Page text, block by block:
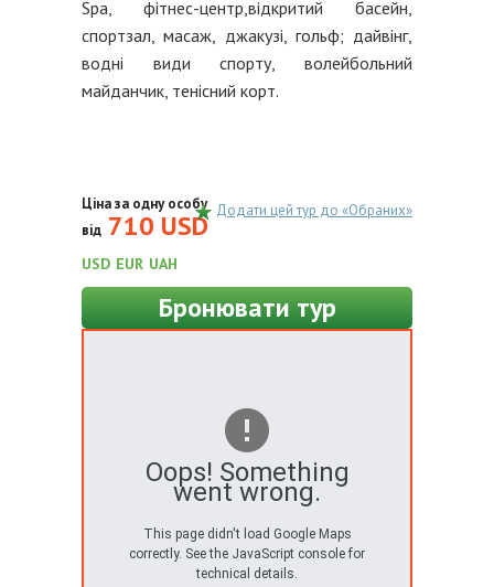
Spa, фітнес-центр,відкритий басейн,
спортзал, масаж, джакузі, гольф; дайвінг,
водні види спорту, волейбольний
майданчик, тенісний корт.
Ціна за одну особу
від 710 USD
USD EUR UAH
Бронювати тур
Додати цей тур до «Обраних»
Oops! Something
went wrong.
This page didn't load Google Maps
correctly. See the JavaScript console for
technical details.